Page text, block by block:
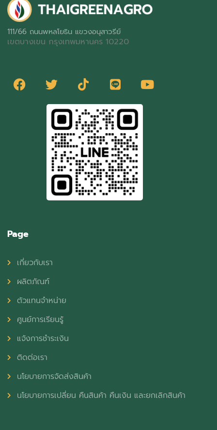
111/66 ถนนพหลโยธิน แขวงอนุสาวรีย์
เขตบางเขน กรุงเทพมหานคร 10220
Page
เกี่ยวกับเรา
ผลิตภัณฑ์
ตัวแทนจำหน่าย
ศูนย์การเรียนรู้
แจ้งการชำระเงิน
ติดต่อเรา
นโยบายการจัดส่งสินค้า
นโยบายการเปลี่ยน คืนสินค้า คืนเงิน และยกเลิกสินค้า